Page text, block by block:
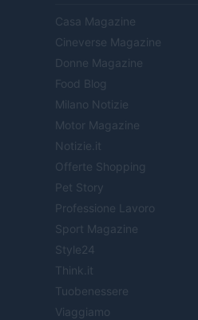
Casa Magazine
Cineverse Magazine
Donne Magazine
Food Blog
Milano Notizie
Motor Magazine
Notizie.it
Offerte Shopping
Pet Story
Professione Lavoro
Sport Magazine
Style24
Think.it
Tuobenessere
Viaggiamo